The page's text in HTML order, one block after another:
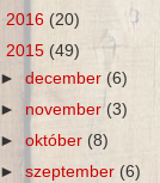
2016 (20)
2015 (49)
►december(6)
► november(3)
►október(8)
►szeptember(6)